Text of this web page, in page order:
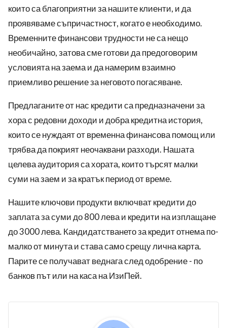
които са благоприятни за нашите клиенти, и да
проявяваме съпричастност, когато е необходимо.
Временните финансови трудности не са нещо
необичайно, затова сме готови да предоговорим
условията на заема и да намерим взаимно
приемливо решение за неговото погасяване.
Предлаганите от нас кредити са предназначени за
хора с редовни доходи и добра кредитна история,
които се нуждаят от временна финансова помощ или
трябва да покрият неочаквани разходи. Нашата
целева аудитория са хората, които търсят малки
суми на заем и за кратък период от време.
Нашите ключови продукти включват кредити до
заплата за суми до 800 лева и кредити на изплащане
до 3000 лева. Кандидатстването за кредит отнема по-
малко от минута и става само срещу лична карта.
Парите се получават веднага след одобрение - по
банков път или на каса на ИзиПей.